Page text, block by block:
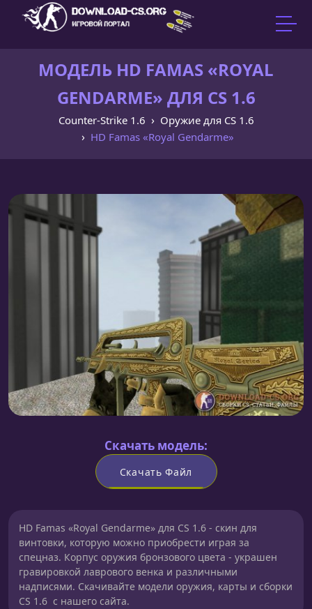
МОДЕЛЬ HD FAMAS «ROYAL
GENDARME» ДЛЯ CS 1.6
Counter-Strike 1.6
Оружие для CS 1.6
HD Famas «Royal Gendarme»
Скачать модель:
Скачать Файл
HD Famas «Royal Gendarme» для CS 1.6 - скин для
винтовки, которую можно приобрести играя за
спецназ. Корпус оружия бронзового цвета - украшен
гравировкой лаврового венка и различными
надписями. Скачивайте модели оружия, карты и сборки
CS 1.6 с нашего сайта.